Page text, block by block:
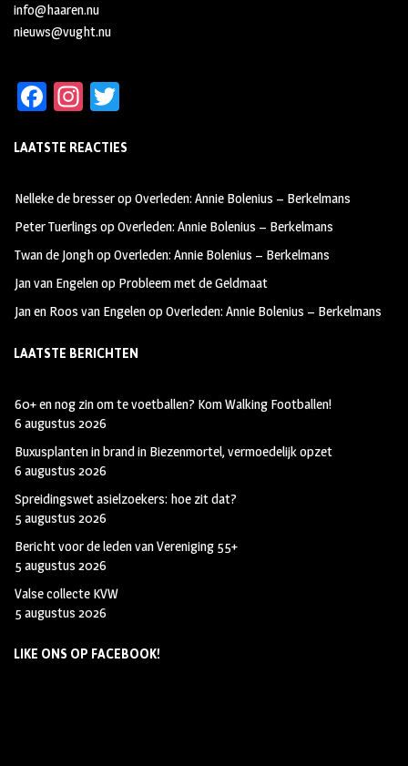
info@haaren.nu
nieuws@vught.nu
Fa
b
oo
k
In
ag
m
tt
LAATSTE REACTIES
Nelleke de bresseropOverleden: Annie Bolenius – Berkelmans
Peter Tuerlings opOverleden: Annie Bolenius – Berkelmans
Twan de JonghopOverleden: Annie Bolenius – Berkelmans
Jan van Engelenop Probleem met de Geldmaat
Jan en Roos van EngelenopOverleden: Annie Bolenius – Berkelmans
LAATSTE BERICHTEN
60+ en nog zin om te voetballen? Kom Walking Footballen!
6 augustus 2026
Buxusplanten in brand in Biezenmortel, vermoedelijk opzet
6 augustus 2026
Spreidingswet asielzoekers: hoe zit dat?
5 augustus 2026
Bericht voor de leden van Vereniging 55+
5 augustus 2026
Valse collecte KVW
5 augustus 2026
LIKE ONS OP FACEBOOK!